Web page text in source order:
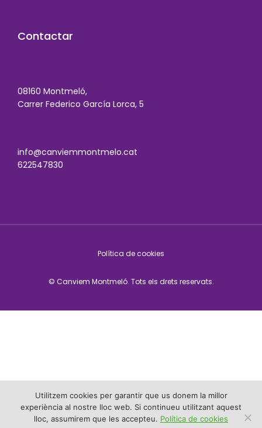
Contactar
08160 Montmeló,
Carrer Federico García Lorca, 5
info@canviemmontmelo.cat
622547830
© Canviem Montmeló. Tots els drets reservats.
Política de cookies
Utilitzem cookies per garantir que us donem la millor
experiència al nostre lloc web. Si continueu utilitzant aquest
lloc, assumirem que les accepteu. Política de cookies